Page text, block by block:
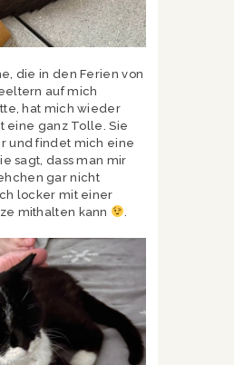
die in den Ferien von
auf mich
hat mich wieder
eine ganz Tolle. Sie
und findet mich eine
sagt, dass man mir
gar nicht
locker mit einer
mithalten kann